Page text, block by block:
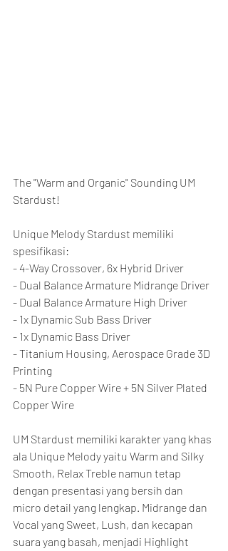
The "Warm and Organic" Sounding UM
Stardust!
Unique Melody Stardust memiliki
spesifikasi:
- 4-Way Crossover, 6x Hybrid Driver
- Dual Balance Armature Midrange Driver
- Dual Balance Armature High Driver
- 1x Dynamic Sub Bass Driver
- 1x Dynamic Bass Driver
- Titanium Housing, Aerospace Grade 3D
Printing
- 5N Pure Copper Wire + 5N Silver Plated
Copper Wire
UM Stardust memiliki karakter yang khas
ala Unique Melody yaitu Warm and Silky
Smooth, Relax Treble namun tetap
dengan presentasi yang bersih dan
micro detail yang lengkap. Midrange dan
Vocal yang Sweet, Lush, dan kecapan
suara yang basah, menjadi Highlight